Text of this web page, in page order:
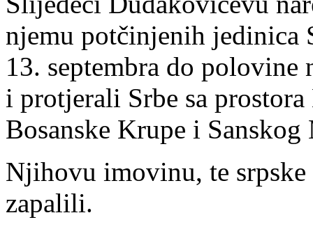
njemu potčinjenih jedinica
13. septembra do
i protjerali Srbe sa
Bosanske Krupe i Sanskog
Njihovu imovinu, te
zapalili.